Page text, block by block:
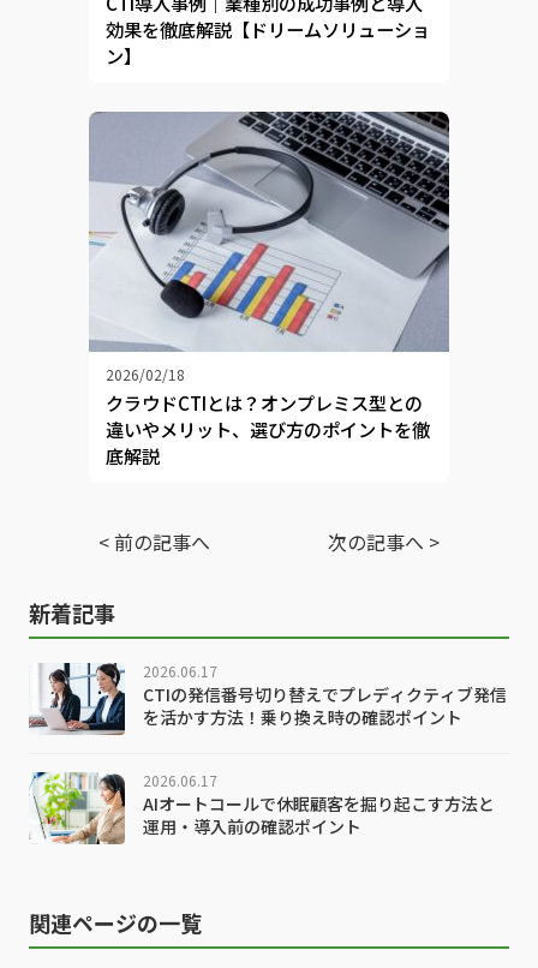
効果を徹底解説【ドリームソリューショ
ン】
2026/02/18
クラウドCTIとは？オンプレミス型との
違いやメリット、選び方のポイントを徹
底解説
< 前の記事へ 次の記事へ >
新着記事
2026.06.17
CTIの発信番号切り替えでプレディクティブ発信
を活かす方法！乗り換え時の確認ポイント
2026.06.17
AIオートコールで休眠顧客を掘り起こす方法と
運用・導入前の確認ポイント
関連ページの一覧